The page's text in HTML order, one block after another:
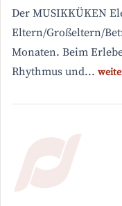
Der MUSIKKÜKEN
Eltern/Großeltern/
Monaten. Beim
Rhythmus und...